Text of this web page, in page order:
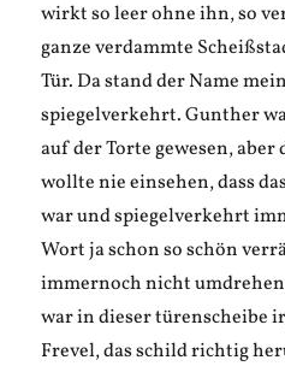
wirkt so leer ohne ihn, so
ganze verdammte
Tür. Da stand der Name
spiegelverkehrt. Gunther
auf der Torte gewesen, aber
wollte nie einsehen, dass
war und spiegelverkehrt
Wort ja schon so schön
immernoch nicht
war in dieser türenscheibe
Frevel, das schild richtig